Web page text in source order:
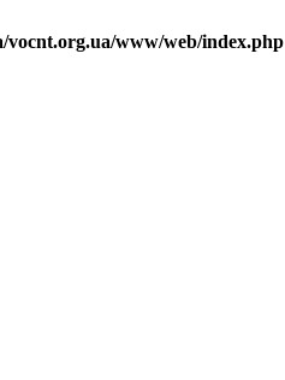
vocnt.org.ua/www/web/index.php